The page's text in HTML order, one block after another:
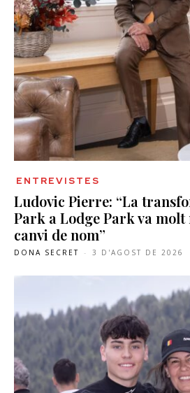
ENTREVISTES
Ludovic Pierre: “La
Park a Lodge Park va molt
canvi de nom”
DONA SECRET - 3 D'AGOST DE 2026